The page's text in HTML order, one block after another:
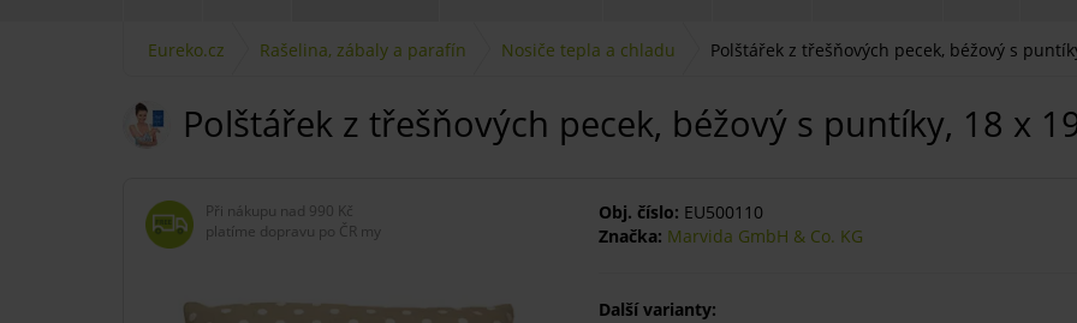
Eureko.cz Rašelina, zábaly a parafín Nosiče tepla a chladu Polštářek z třešňových pecek, béžový s
Polštářek z třešňových pecek, béžový s puntíky, 18 x
Při nákupu nad 990 Kč
platíme dopravu po ČR my
Obj. číslo: EU500110
Značka: Marvida GmbH & Co. KG
Další varianty: